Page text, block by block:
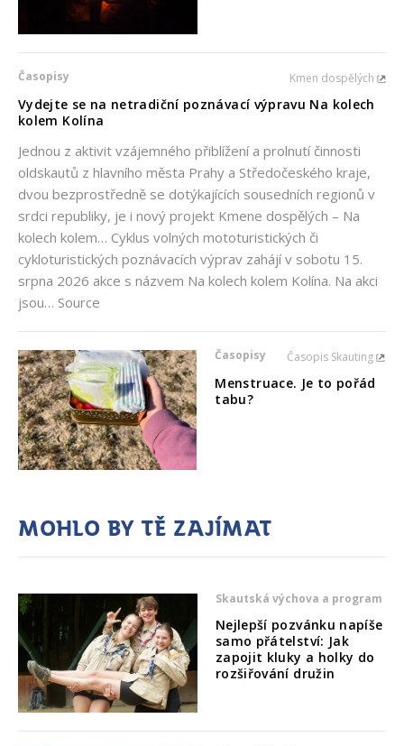
Časopisy Kmen dospělých
Vydejte se na netradiční poznávací výpravu Na kolech
kolem Kolína
Jednou z aktivit vzájemného přiblížení a prolnutí činnosti
oldskautů z hlavního města Prahy a Středočeského kraje,
dvou bezprostředně se dotýkajících sousedních regionů v
srdci republiky, je i nový projekt Kmene dospělých – Na
kolech kolem… Cyklus volných mototuristických či
cykloturistických poznávacích výprav zahájí v sobotu 15.
srpna 2026 akce s názvem Na kolech kolem Kolína. Na akci
jsou… Source
Časopisy Časopis Skauting
Menstruace. Je to pořád
tabu?
Mohlo by tě zajímat
Skautská výchova a program
Nejlepší pozvánku napíše
samo přátelství: Jak
zapojit kluky a holky do
rozšiřování družin